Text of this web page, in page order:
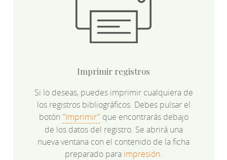
Imprimir registros
Si lo deseas, puedes imprimir cualquiera de
los registros bibliográficos. Debes pulsar el
botón "Imprimir" que encontrarás debajo
de los datos del registro. Se abrirá una
nueva ventana con el contenido de la ficha
preparado para impresión.